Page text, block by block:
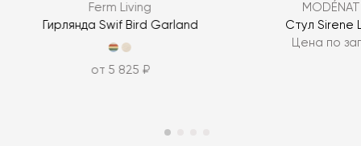
Ferm Living
Гирлянда Swif Bird Garland
от 5 825 ₽
Стул Sirene
Цена по